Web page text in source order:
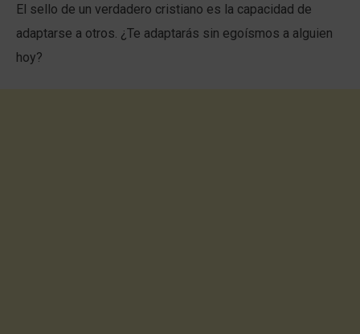
El sello de un verdadero cristiano es la capacidad de
adaptarse a otros. ¿Te adaptarás sin egoísmos a alguien
hoy?